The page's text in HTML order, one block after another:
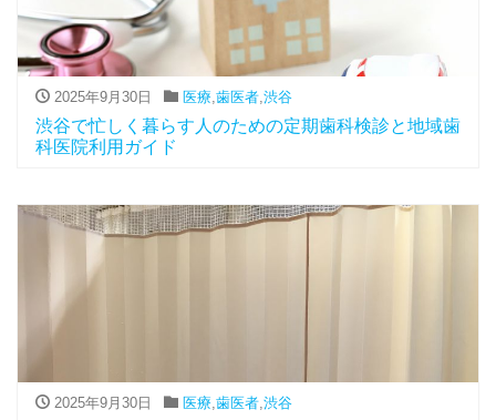
2025年9月30日 医療,歯医者,渋谷
渋谷で忙しく暮らす人のための定期歯科検診と地域歯
科医院利用ガイド
2025年9月30日 医療, 歯医者, 渋谷